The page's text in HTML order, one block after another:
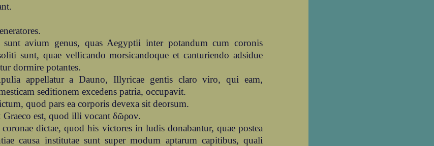
sunt avium genus, quas Aegyptii inter potandum cum coronis
sunt, quae vellicando morsicandoque et canturiendo adsidue
dormire potantes.
appellatur a Dauno, Illyricae gentis claro viro, qui eam,
seditionem excedens patria, occupavit.
quod pars ea corporis devexa sit deorsum.
Graeco est, quod illi vocant δῶρον.
coronae dictae, quod his victores in ludis donabantur, quae postea
causa institutae sunt super modum aptarum capitibus, quali